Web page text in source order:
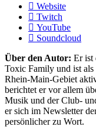
Website
Twitch
YouTube
Soundcloud
Über den Autor: Er ist
Toxic Family und ist als
Rhein-Main-Gebiet
berichtet er vor allem
Musik und der Club-
er sich im Newsletter
persönlicher zu Wort.